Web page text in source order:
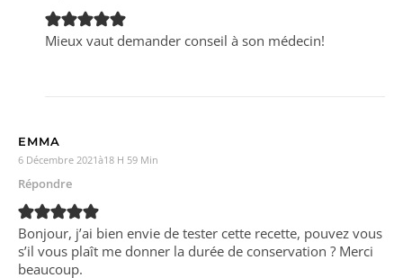
Mieux vaut demander conseil à son médecin!
EMMA
6 Décembre 2021à18 H 59 Min
Répondre
Bonjour, j’ai bien envie de tester cette recette, pouvez vous
s’il vous plaît me donner la durée de conservation ? Merci
beaucoup.